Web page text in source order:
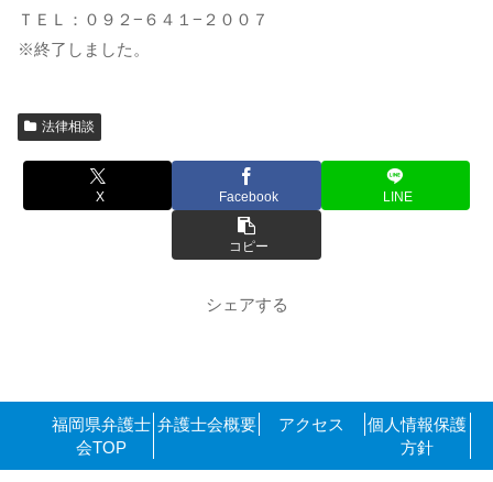
ＴＥＬ：０９２−６４１−２００７
※終了しました。
法律相談
X Facebook LINE
コピー
シェアする
福岡県弁護士
会TOP
弁護士会概要 アクセス
個人情報保護
方針